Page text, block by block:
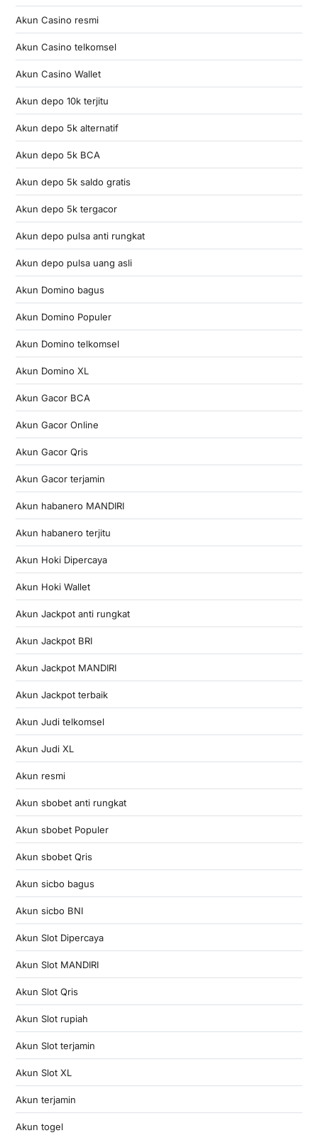
Akun Casino resmi
Akun Casino telkomsel
Akun Casino Wallet
Akun depo 10k terjitu
Akun depo 5k alternatif
Akun depo 5k BCA
Akun depo 5k saldo gratis
Akun depo 5k tergacor
Akun depo pulsa anti rungkat
Akun depo pulsa uang asli
Akun Domino bagus
Akun Domino Populer
Akun Domino telkomsel
Akun Domino XL
Akun Gacor BCA
Akun Gacor Online
Akun Gacor Qris
Akun Gacor terjamin
Akun habanero MANDIRI
Akun habanero terjitu
Akun Hoki Dipercaya
Akun Hoki Wallet
Akun Jackpot anti rungkat
Akun Jackpot BRI
Akun Jackpot MANDIRI
Akun Jackpot terbaik
Akun Judi telkomsel
Akun Judi XL
Akun resmi
Akun sbobet anti rungkat
Akun sbobet Populer
Akun sbobet Qris
Akun sicbo bagus
Akun sicbo BNI
Akun Slot Dipercaya
Akun Slot MANDIRI
Akun Slot Qris
Akun Slot rupiah
Akun Slot terjamin
Akun Slot XL
Akun terjamin
Akun togel